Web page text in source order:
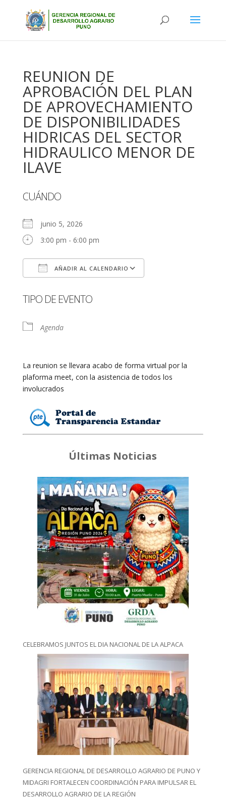
REUNION DE
APROBACIÓN DEL PLAN
DE APROVECHAMIENTO
DE DISPONIBILIDADES
HIDRICAS DEL SECTOR
HIDRAULICO MENOR DE
ILAVE
CUÁNDO
junio 5, 2026
3:00 pm - 6:00 pm
AÑADIR AL CALENDARIO
TIPO DE EVENTO
Agenda
La reunion se llevara acabo de forma virtual por la
plaforma meet, con la asistencia de todos los
involucrados
Últimas Noticias
CELEBRAMOS JUNTOS EL DIA NACIONAL DE LA ALPACA
GERENCIA REGIONAL DE DESARROLLO AGRARIO DE PUNO Y
MIDAGRI FORTALECEN COORDINACIÓN PARA IMPULSAR EL
DESARROLLO AGRARIO DE LA REGIÓN